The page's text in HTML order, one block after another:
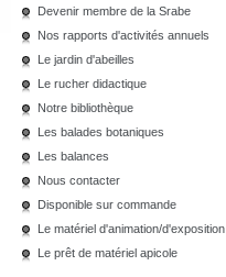
Devenir membre de la Srabe
Nos rapports d'activités annuels
Le jardin d'abeilles
Le rucher didactique
Notre bibliothèque
Les balades botaniques
Les balances
Nous contacter
Disponible sur commande
Le matériel d'animation/d'exposition
Le prêt de matériel apicole